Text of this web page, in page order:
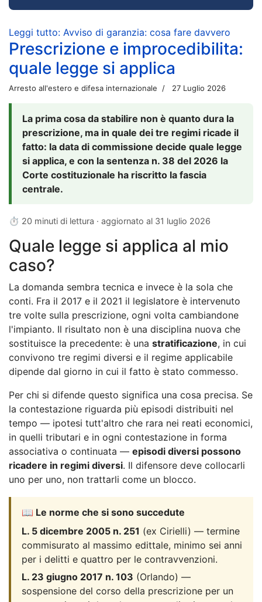
Leggi tutto: Avviso di garanzia: cosa fare davvero
Prescrizione e improcedibilita:
quale legge si applica
Arresto all'estero e difesa internazionale 27 Luglio 2026
La prima cosa da stabilire non è quanto dura la
prescrizione, ma in quale dei tre regimi ricade il
fatto: la data di commissione decide quale legge
si applica, e con la sentenza n. 38 del 2026 la
Corte costituzionale ha riscritto la fascia
centrale.
⏱ 20 minuti di lettura · aggiornato al 31 luglio 2026
Quale legge si applica al mio
caso?
La domanda sembra tecnica e invece è la sola che
conti. Fra il 2017 e il 2021 il legislatore è intervenuto
tre volte sulla prescrizione, ogni volta cambiandone
l'impianto. Il risultato non è una disciplina nuova che
sostituisce la precedente: è una stratificazione, in cui
convivono tre regimi diversi e il regime applicabile
dipende dal giorno in cui il fatto è stato commesso.
Per chi si difende questo significa una cosa precisa. Se
la contestazione riguarda più episodi distribuiti nel
tempo — ipotesi tutt'altro che rara nei reati economici,
in quelli tributari e in ogni contestazione in forma
associativa o continuata — episodi diversi possono
ricadere in regimi diversi. Il difensore deve collocarli
uno per uno, non trattarli come un blocco.
📖 Le norme che si sono succedute
L. 5 dicembre 2005 n. 251 (ex Cirielli) — termine
commisurato al massimo edittale, minimo sei anni
per i delitti e quattro per le contravvenzioni.
L. 23 giugno 2017 n. 103 (Orlando) —
sospensione del corso della prescrizione per un